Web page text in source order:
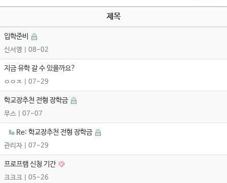
제목
입학준비
신서영 | 08-02
지금 유학 갈 수 있을까요?
ㅇㅇㅈ | 07-29
학교장추천 전형 장학금
무스 | 07-07
Re: 학교장추천 전형 장학금
관리자 | 07-29
프로프램 신청 기간
크크크 | 05-26